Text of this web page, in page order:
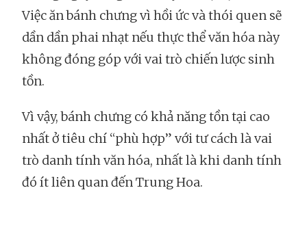
Việc ăn bánh chưng vì hồi ức và thói quen sẽ
dần dần phai nhạt nếu thực thể văn hóa này
không đóng góp với vai trò chiến lược sinh
tồn.
Vì vậy, bánh chưng có khả năng tồn tại cao
nhất ở tiêu chí “phù hợp” với tư cách là vai
trò danh tính văn hóa, nhất là khi danh tính
đó ít liên quan đến Trung Hoa.